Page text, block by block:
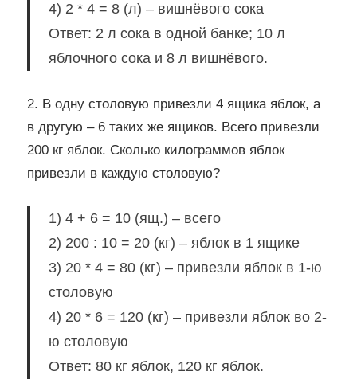
4) 2 * 4 = 8 (л) – вишнёвого сока
Ответ: 2 л сока в одной банке; 10 л
яблочного сока и 8 л вишнёвого.
2. В одну столовую привезли 4 ящика яблок, а
в другую – 6 таких же ящиков. Всего привезли
200 кг яблок. Сколько килограммов яблок
привезли в каждую столовую?
1) 4 + 6 = 10 (ящ.) – всего
2) 200 : 10 = 20 (кг) – яблок в 1 ящике
3) 20 * 4 = 80 (кг) – привезли яблок в 1-ю
столовую
4) 20 * 6 = 120 (кг) – привезли яблок во 2-
ю столовую
Ответ: 80 кг яблок, 120 кг яблок.